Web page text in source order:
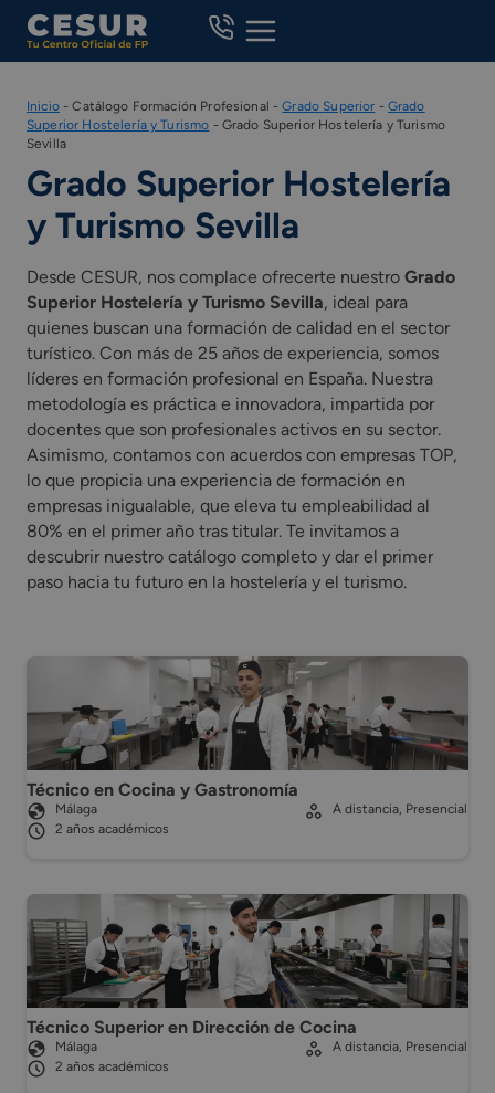
Skip
content
Inicio-Catálogo Formación Profesional -Grado Superior - Grado
Superior Hostelería y Turismo - Grado Superior Hostelería y Turismo
Sevilla
Grado Superior Hostelería
y Turismo Sevilla
Desde CESUR, nos complace ofrecerte nuestro Grado
Superior Hostelería y Turismo Sevilla, ideal para
quienes buscan una formación de calidad en el sector
turístico. Con más de 25 años de experiencia, somos
líderes en formación profesional en España. Nuestra
metodología es práctica e innovadora, impartida por
docentes que son profesionales activos en su sector.
Asimismo, contamos con acuerdos con empresas TOP,
lo que propicia una experiencia de formación en
empresas inigualable, que eleva tu empleabilidad al
80% en el primer año tras titular. Te invitamos a
descubrir nuestro catálogo completo y dar el primer
paso hacia tu futuro en la hostelería y el turismo.
Técnico en Cocina y Gastronomía
Málaga
2 años académicos
A distancia, Presencial
Técnico Superior en Dirección de Cocina
Málaga
2 años académicos
A distancia, Presencial